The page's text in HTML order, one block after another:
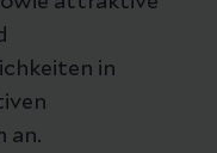
in
an.